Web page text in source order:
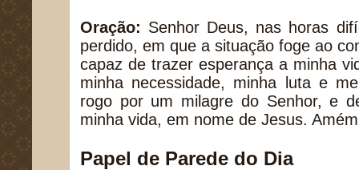
Oração: Senhor Deus, nas horas
perdido, em que a situação foge ao
capaz de trazer esperança a minha
minha necessidade, minha luta e
rogo por um milagre do Senhor, e
minha vida, em nome de Jesus.
Papel de Parede do Dia